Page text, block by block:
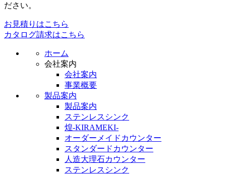
ださい。
お見積りはこちら
カタログ請求はこちら
ホーム
会社案内
会社案内
事業概要
製品案内
製品案内
ステンレスシンク
煌-KIRAMEKI-
オーダーメイドカウンター
スタンダードカウンター
人造大理石カウンター
ステンレスシンク